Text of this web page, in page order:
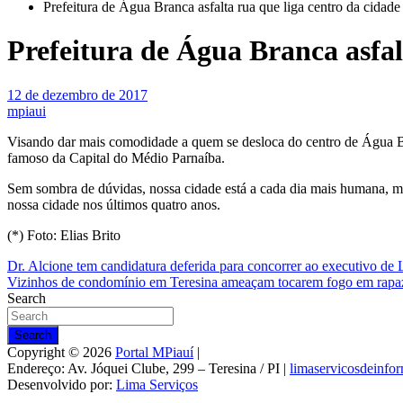
Prefeitura de Água Branca asfalta rua que liga centro da
Prefeitura de Água Branca
12 de dezembro de 2017
mpiaui
Visando dar mais comodidade a quem se desloca do centro de
famoso da Capital do Médio Parnaíba.
Sem sombra de dúvidas, nossa cidade está a cada dia mais
nossa cidade nos últimos quatro anos.
(*) Foto: Elias Brito
Navegação
de
Post
Dr. Alcione tem candidatura deferida para concorrer ao executivo de
Vizinhos de condomínio em Teresina ameaçam tocarem fogo em
Search
Search
Copyright © 2026 Portal MPiauí|
Endereço: Av. Jóquei Clube, 299 – Teresina / PI |
Desenvolvido por: Lima Serviços